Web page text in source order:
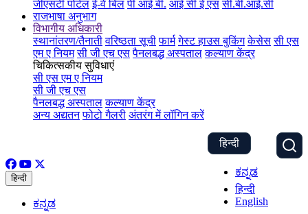
जीएसटी पोर्टल ई-वे बिल पी आई बी. आई सी ई एस सी.बी.आई.सी
राजभाषा अनुभाग
विभागीय अधिकारी
स्थानांतरण/तैनाती वरिष्ठता सूची फार्म गेस्ट हाउस बुकिंग केसेस सी एस
एम ए नियम सी जी एच एस पैनलबद्ध अस्पताल कल्याण केंद्र
चिकित्सकीय सुविधाएं
सी एस एम ए नियम
सी जी एच एस
पैनलबद्ध अस्पताल कल्याण केंद्र
अन्य अद्यतन फोटो गैलरी अंतरंग में लॉगिन करें
हिन्दी
ಕನ್ನಡ
हिन्दी
English
हिन्दी
ಕನ್ನಡ